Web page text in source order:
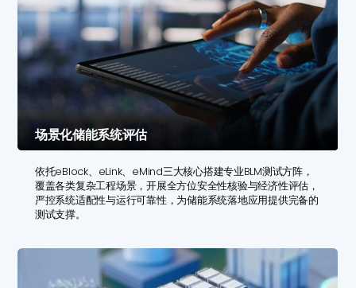
场景化储能系统评估
依托eBlock、eLink、eMind三大核心搭建专业BLM测试方阵，
覆盖各类复杂工程场景，开展全方位安全性核验与经济性评估，
严控系统适配性与运行可靠性，为储能系统落地应用提供完备的
测试支撑。